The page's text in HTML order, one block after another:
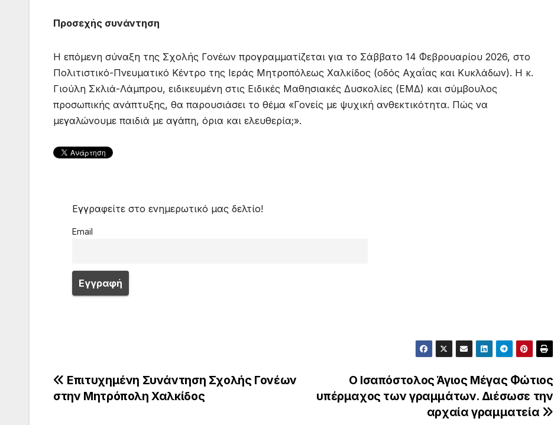
Προσεχής συνάντηση
Η επόμενη σύναξη της Σχολής Γονέων προγραμματίζεται για το Σάββατο 14 Φεβρουαρίου 2026, στο
Πολιτιστικό-Πνευματικό Κέντρο της Ιεράς Μητροπόλεως Χαλκίδος (οδός Αχαΐας και Κυκλάδων). Η κ.
Γιούλη Σκλιά-Λάμπρου, ειδικευμένη στις Ειδικές Μαθησιακές Δυσκολίες (ΕΜΔ) και σύμβουλος
προσωπικής ανάπτυξης, θα παρουσιάσει το θέμα «Γονείς με ψυχική ανθεκτικότητα. Πώς να
μεγαλώνουμε παιδιά με αγάπη, όρια και ελευθερία;».
Εγγραφείτε στο ενημερωτικό μας δελτίο!
Email
Πλοήγηση
άρθρων
Ο Iσαπόστολος Άγιος Μέγας Φώτιος
υπέρμαχος των γραμμάτων. Διέσωσε την
αρχαία γραμματεία
Επιτυχημένη Συνάντηση Σχολής Γονέων
στην Μητρόπολη Χαλκίδος